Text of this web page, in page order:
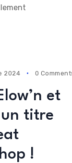
2024 0
et
un titre
!